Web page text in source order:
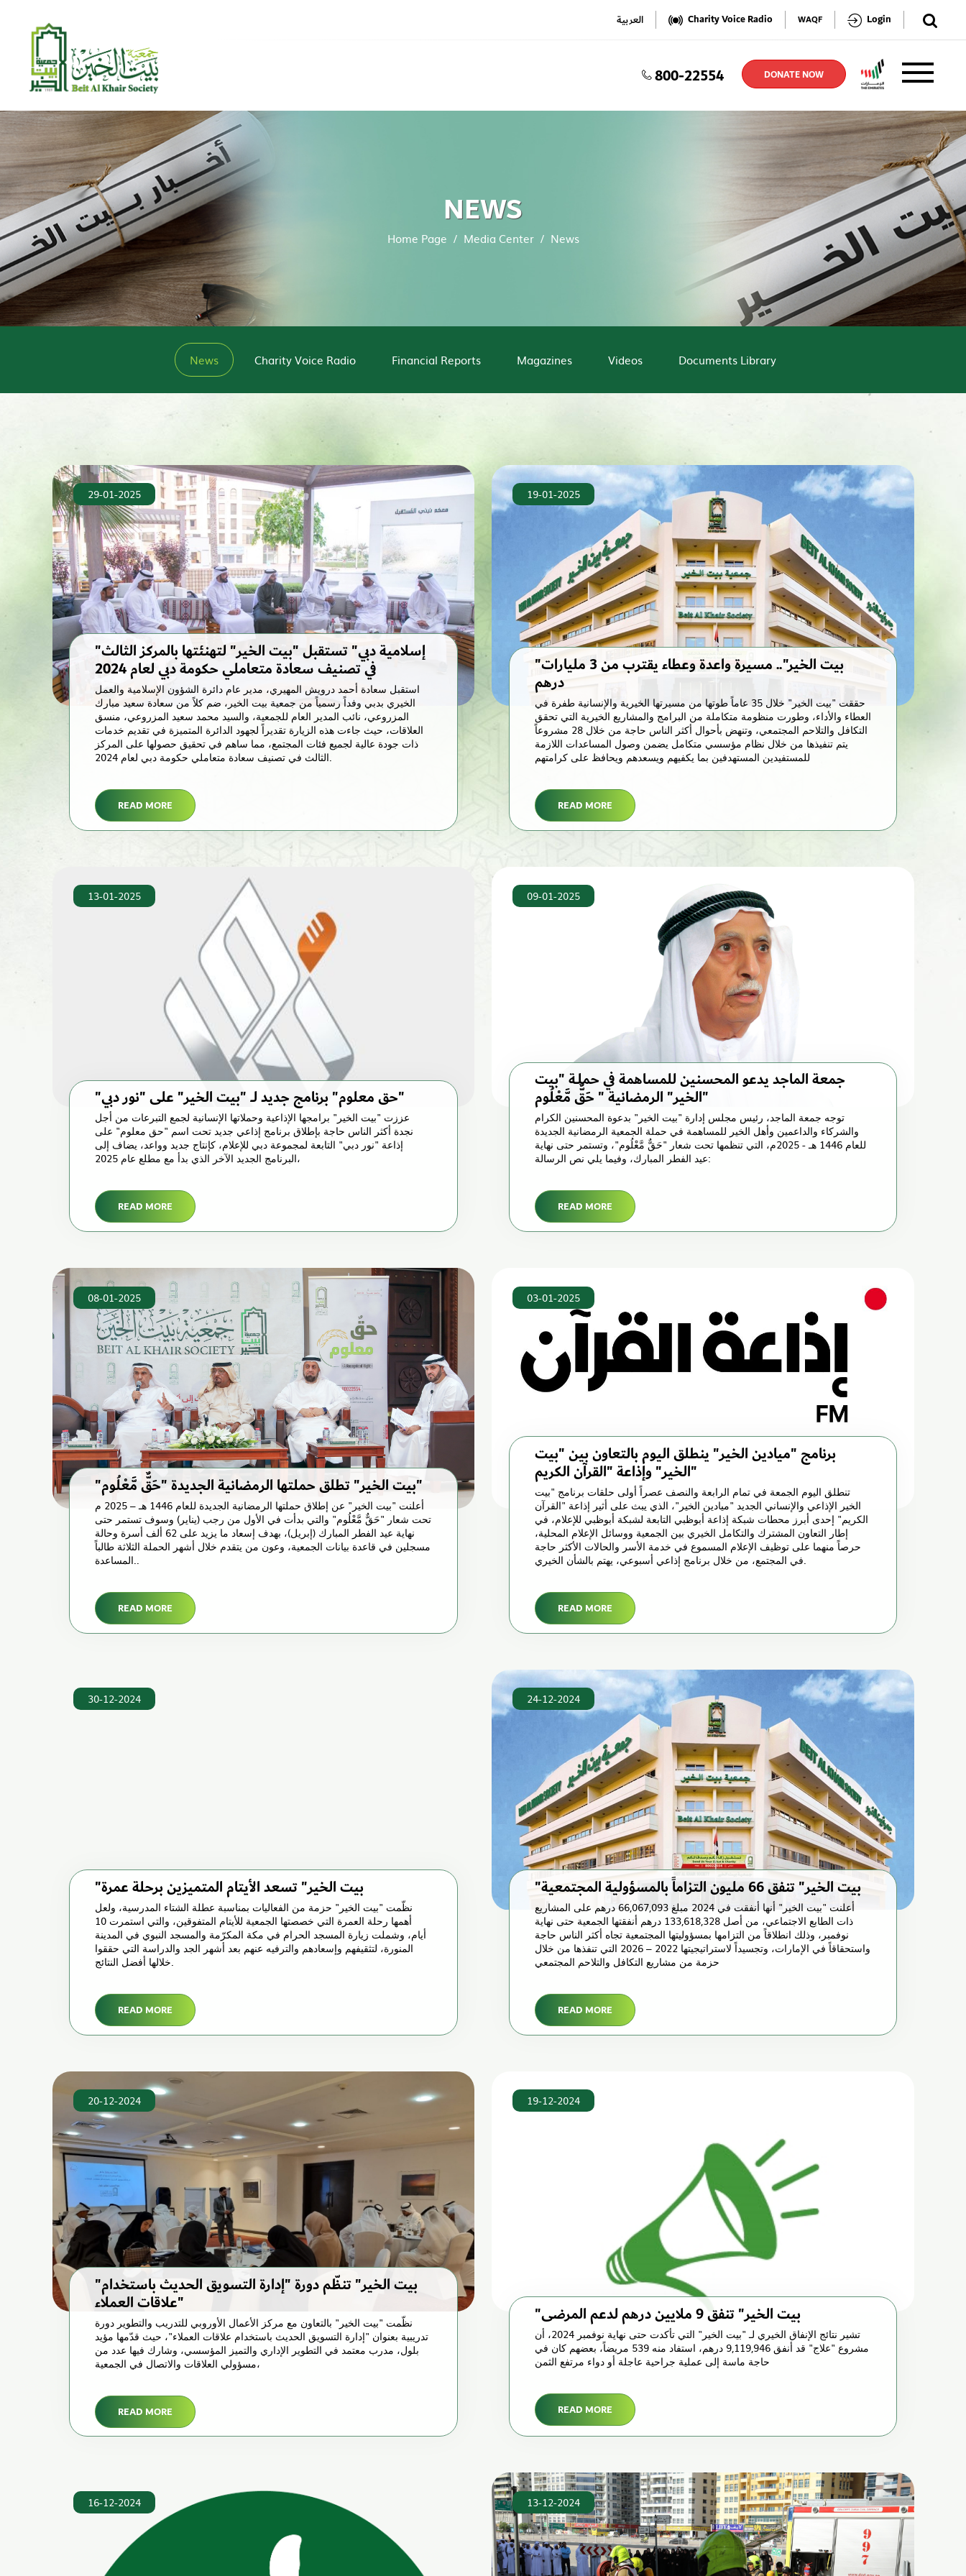
العربية Charity Voice Radio WAQF Login
REGISTER800-22554 DONATE NOW
NEWS
Home Page Media Center News
News Charity Voice Radio Financial Reports Magazines Videos Documents Library
29-01-2025
"إسلامية دبي" تستقبل "بيت الخير" لتهنئتها بالمركز الثالث
في تصنيف سعادة متعاملي حكومة دبي لعام 2024
استقبل سعادة أحمد درويش المهيري، مدير عام دائرة الشؤون الإسلامية والعمل
الخيري بدبي وفداً رسمياً من جمعية بيت الخير، ضم كلاً من سعادة سعيد مبارك
المزروعي، نائب المدير العام للجمعية، والسيد محمد سعيد المزروعي، منسق
العلاقات، حيث جاءت هذه الزيارة تقديراً لجهود الدائرة المتميزة في تقديم خدمات
ذات جودة عالية لجميع فئات المجتمع، مما ساهم في تحقيق حصولها على المركز
READ MORE
19-01-2025
"بيت الخير".. مسيرة واعدة وعطاء يقترب من 3 مليارات
درهم
حققت "بيت الخير" خلال 35 عاماً طوتها من مسيرتها الخيرية والإنسانية طفرة في
العطاء والأداء، وطورت منظومة متكاملة من البرامج والمشاريع الخيرية التي تحقق
التكافل والتلاحم المجتمعي، وتنهض بأحوال أكثر الناس حاجة من خلال 28 مشروعاً
يتم تنفيذها من خلال نظام مؤسسي متكامل يضمن وصول المساعدات اللازمة
للمستفيدين المستهدفين بما يكفيهم ويسعدهم ويحافظ على كرامتهم
READ MORE
13-01-2025
"حق معلوم" برنامج جديد لــ "بيت الخير" على "نور دبي"
عززت "بيت الخير" برامجها الإذاعية وحملاتها الإنسانية لجمع التبرعات من أجل
نجدة أكثر الناس حاجة بإطلاق برنامج إذاعي جديد تحت اسم "حق معلوم" على
إذاعة "نور دبي" التابعة لمجموعة دبي للإعلام، كإنتاج جديد وواعد، يضاف إلى
البرنامج الجديد الآخر الذي بدأ مع مطلع عام 2025،
READ MORE
09-01-2025
جمعة الماجد يدعو المحسنين للمساهمة في حملـة "بيت
الخير" الرمضانية " حَقٌّ مَّعْلُوم"
توجه جمعة الماجد، رئيس مجلس إدارة "بيت الخير" بدعوة المحسنين الكرام
والشركاء والداعمين وأهل الخير للمساهمة في حملة الجمعية الرمضانية الجديدة
للعام 1446 هـ - 2025م، التي تنظمها تحت شعار "حَقٌّ مَّعْلُوم"، وتستمر حتى نهاية
عيد الفطر المبارك، وفيما يلي نص الرسالة:
READ MORE
08-01-2025
"بيت الخير" تطلق حملتها الرمضانية الجديدة "حَقٌّ مَّعْلُوم"
أعلنت "بيت الخير" عن إطلاق حملتها الرمضانية الجديدة للعام 1446 هـ – 2025 م
تحت شعار "حَقٌّ مَّعْلُوم" والتي بدأت في الأول من رجب (يناير) وسوف تستمر حتى
نهاية عيد الفطر المبارك (إبريل)، بهدف إسعاد ما يزيد على 62 ألف أسرة وحالة
مسجلين في قاعدة بيانات الجمعية، وعون من يتقدم خلال أشهر الحملة الثلاثة طالباً
المساعدة..
READ MORE
03-01-2025
برنامج "ميادين الخير" ينطلق اليوم بالتعاون بين "بيت
الخير" وإذاعة "القرآن الكريم"
تنطلق اليوم الجمعة في تمام الرابعة والنصف عصراً أولى حلقات برنامج "بيت
الخير الإذاعي والإنساني الجديد "ميادين الخير"، الذي يبث على أثير إذاعة "القرآن
الكريم" إحدى أبرز محطات شبكة إذاعة أبوظبي التابعة لشبكة أبوظبي للإعلام، في
إطار التعاون المشترك والتكامل الخيري بين الجمعية ووسائل الإعلام المحلية،
حرصاً منهما على توظيف الإعلام المسموع في خدمة الأسر والحالات الأكثر حاجة
في المجتمع، من خلال برنامج إذاعي أسبوعي، يهتم بالشأن الخيري.
READ MORE
30-12-2024
"بيت الخير" تسعد الأيتام المتميزين برحلة عمرة
نظّمت "بيت الخير" حزمة من الفعاليات بمناسبة عطلة الشتاء المدرسية، ولعل
أهمها رحلة العمرة التي خصصتها الجمعية للأيتام المتفوقين، والتي استمرت 10
أيام، وشملت زيارة المسجد الحرام في مكة المكرّمة والمسجد النبوي في المدينة
المنورة، لتثقيفهم وإسعادهم والترفيه عنهم بعد أشهر الجد والدراسة التي حققوا
READ MORE
24-12-2024
"بيت الخير" تنفق 66 مليون التزاماً بالمسؤولية المجتمعية
أعلنت "بيت الخير" أنها أنفقت في 2024 مبلغ 66,067,093 درهم على المشاريع
ذات الطابع الاجتماعي، من أصل 133,618,328 درهم أنفقتها الجمعية حتى نهاية
نوفمبر، وذلك انطلاقاً من التزامها بمسؤوليتها المجتمعية تجاه أكثر الناس حاجة
واستحقاقاً في الإمارات، وتجسيداً لاستراتيجيتها 2022 – 2026 التي تنفذها من خلال
حزمة من مشاريع التكافل والتلاحم المجتمعي
READ MORE
20-12-2024
"بيت الخير" تنظّم دورة "إدارة التسويق الحديث باستخدام
علاقات العملاء"
نظّمت "بيت الخير" بالتعاون مع مركز الأعمال الأوروبي للتدريب والتطوير دورة
تدريبية بعنوان "إدارة التسويق الحديث باستخدام علاقات العملاء"، حيث قدّمها مؤيد
بلول، مدرب معتمد في التطوير الإداري والتميز المؤسسي، وشارك فيها عدد من
مسؤولي العلاقات والاتصال في الجمعية،
READ MORE
19-12-2024
"بيت الخير" تنفق 9 ملايين درهم لدعم المرضى
تشير نتائج الإنفاق الخيري لـ "بيت الخير" التي تأكدت حتى نهاية نوفمبر 2024، أن
مشروع "علاج" قد أنفق 9,119,946 درهم، استفاد منه 539 مريضاً، بعضهم كان في
حاجة ماسة إلى عملية جراحية عاجلة أو دواء مرتفع الثمن
READ MORE
16-12-2024 13-12-2024